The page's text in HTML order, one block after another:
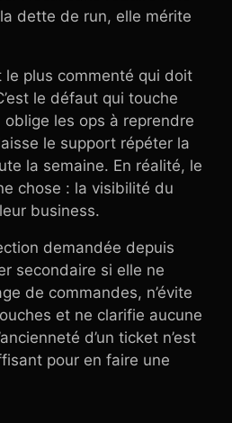
dette de run, elle mérite
le plus commenté qui doit
le défaut qui touche
les ops à reprendre
le support répéter la
la semaine. En réalité, le
chose : la visibilité du
business.
demandée depuis
secondaire si elle ne
de commandes, n’évite
et ne clarifie aucune
d’un ticket n’est
pour en faire une